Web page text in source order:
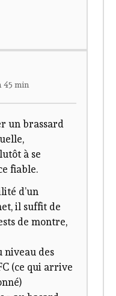
45 min
un brassard
à se
fiable.
d’un
il suffit de
de montre,
niveau des
(ce qui arrive